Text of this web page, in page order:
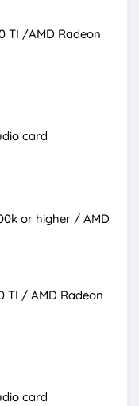
TI /AMD Radeon
card
or higher / AMD
TI / AMD Radeon
card